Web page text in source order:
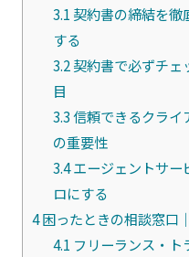
3.1 契約書の締結を徹
する
3.2契約書で必ずチェ
目
3.3信頼できるクライ
の重要性
3.4エージェントサー
ロにする
4困ったときの相談窓口
4.1 フリーランス・